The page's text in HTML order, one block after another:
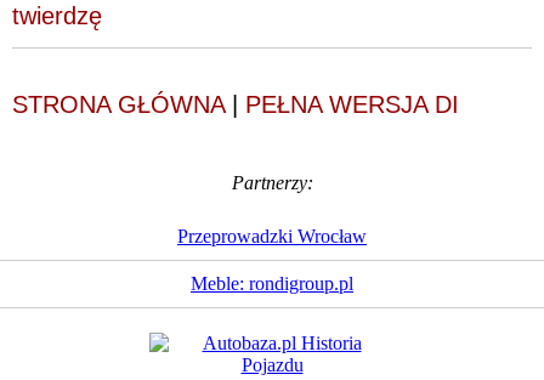
twierdzę
STRONA GŁÓWNA| PEŁNA WERSJA DI
Partnerzy:
Przeprowadzki Wrocław
Meble: rondigroup.pl